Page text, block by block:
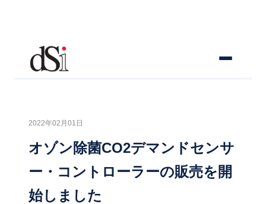
2022年02月01日
オゾン除菌CO2デマンドセンサ
ー・コントローラーの販売を開
始しました